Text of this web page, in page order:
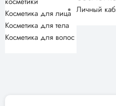
Косметика для лица
Косметика для тела
Косметика для волос
Личный